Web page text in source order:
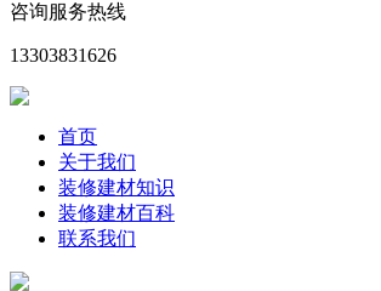
咨询服务热线
13303831626
首页
关于我们
装修建材知识
装修建材百科
联系我们